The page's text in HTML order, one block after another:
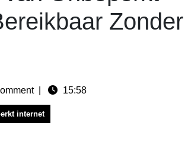
Zonder
15:58
internet